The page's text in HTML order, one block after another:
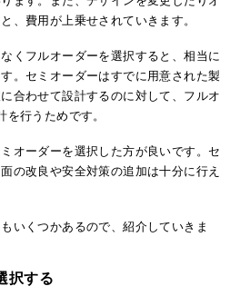
、費用が上乗せされていきます。
くフルオーダーを選択すると、相当に
。セミオーダーはすでに用意された製
合わせて設計するのに対して、フルオ
を行うためです。
オーダーを選択した方が良いです。セ
の改良や安全対策の追加は十分に行え
いくつかあるので、紹介していきま
択する